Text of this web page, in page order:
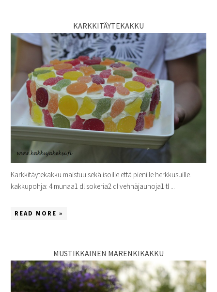
KARKKITÄYTEKAKKU
Karkkitäytekakku maistuu sekä isoille että pienille herkkusuille.
kakkupohja: 4 munaa1 dl sokeria2 dl vehnäjauhoja1 tl ...
READ MORE »
MUSTIKKAINEN MARENKIKAKKU